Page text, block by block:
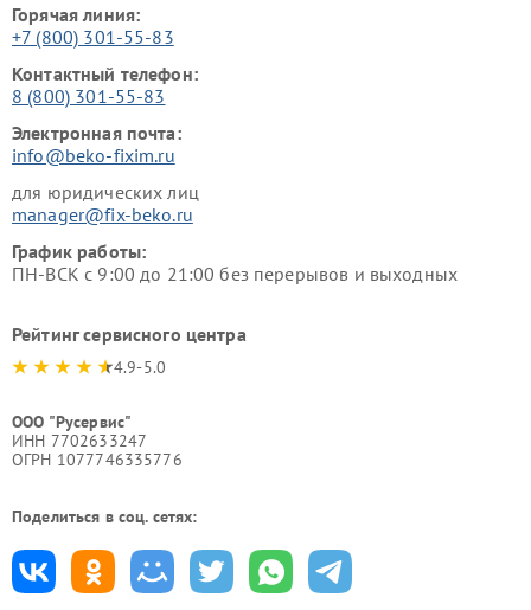
Горячая линия:
+7 (800) 301-55-83
Контактный телефон:
8 (800) 301-55-83
Электронная почта:
info@beko-fixim.ru
для юридических лиц
manager@fix-beko.ru
График работы:
ПН-ВСК с 9:00 до 21:00 без перерывов и выходных
Рейтинг сервисного центра
4.9-5.0
ООО "Русервис"
ИНН 7702633247
ОГРН 1077746335776
Поделиться в соц. сетях: